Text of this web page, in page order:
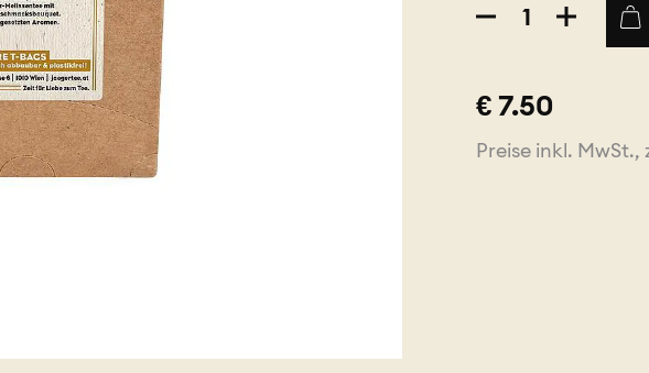
Stk.
BAGS
Kräutergarten
Menge
€ 7.50
Preise inkl. MwSt.,